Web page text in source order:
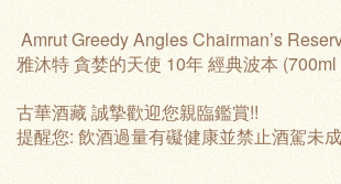
Amrut Greedy Angles Chairman’s
雅沐特 貪婪的天使 10年 經典波本 (700ml
古華酒藏 誠摯歡迎您親臨鑑賞!!
提醒您: 飲酒過量有礙健康並禁止酒駕未